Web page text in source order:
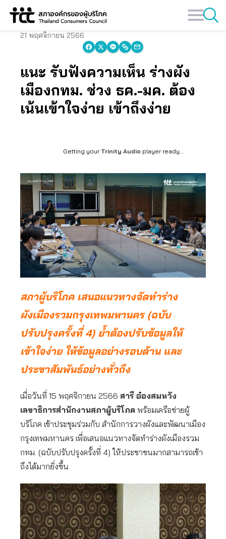
Skip
21 พฤศจิกายน 2566
แนะ รับฟังความเห็น ร่างผัง
เมืองกทม. ช่วง ธค.-มค. ต้อง
เน้นเข้าใจง่าย เข้าถึงง่าย
Getting your Trinity Audio player ready...
สภาผู้บริโภค เสนอแนวทางจัดทำร่าง
ผังเมืองรวมกรุงเทพมหานคร (ฉบับ
ปรับปรุงครั้งที่ 4) ย้ำต้องปรับข้อมูลให้
เข้าใจง่าย ให้ข้อมูลอย่างรอบด้าน และ
ประชาสัมพันธ์อย่างทั่วถึง
เมื่อวันที่ 15 พฤศจิกายน 2566 สารี อ๋องสมหวัง
เลขาธิการสำนักงานสภาผู้บริโภค พร้อมเครือข่ายผู้
บริโภค เข้าประชุมร่วมกับ สำนักการวางผังและพัฒนาเมือง
กรุงเทพมหานคร เพื่อเสนอแนวทางจัดทำร่างผังเมืองรวม
กทม. (ฉบับปรับปรุงครั้งที่ 4) ให้ประชาชนมากสามารถเข้า
ถึงได้มากยิ่งขึ้น